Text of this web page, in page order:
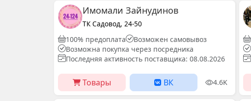
Имомали Зайнудинов
ТК Садовод, 24-50
100% предоплата
Возможен самовывоз
Возможна покупка через посредника
Последняя активность поставщика: 08.08.2026
Товары ВК 4.6K